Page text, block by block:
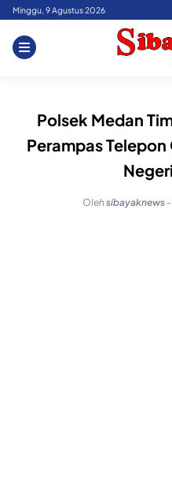
Skip
content
Minggu, 9 Agustus 2026
Polsek Medan
Perampas
Olehsibayaknews -